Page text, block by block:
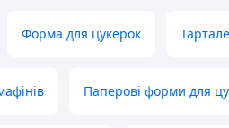
Форма для цукерок
Паперові форми для